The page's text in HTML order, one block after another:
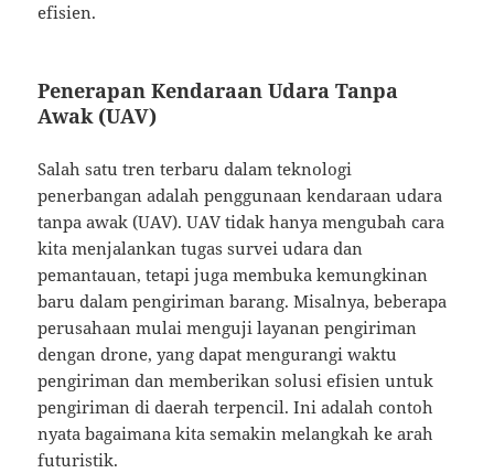
efisien.
Penerapan Kendaraan Udara Tanpa
Awak (UAV)
Salah satu tren terbaru dalam teknologi
penerbangan adalah penggunaan kendaraan udara
tanpa awak (UAV). UAV tidak hanya mengubah cara
kita menjalankan tugas survei udara dan
pemantauan, tetapi juga membuka kemungkinan
baru dalam pengiriman barang. Misalnya, beberapa
perusahaan mulai menguji layanan pengiriman
dengan drone, yang dapat mengurangi waktu
pengiriman dan memberikan solusi efisien untuk
pengiriman di daerah terpencil. Ini adalah contoh
nyata bagaimana kita semakin melangkah ke arah
futuristik.